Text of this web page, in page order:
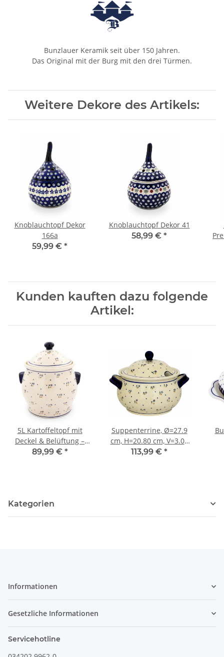
Bunzlauer Keramik seit über 150 Jahren.
Das Original mit der Burg mit den drei Türmen.
Weitere Dekore des Artikels:
Knoblauchtopf Dekor
166a
59,99 € *
Knoblauchtopf Dekor 41
58,99 € *
Kunden kauften dazu folgende
Artikel:
5L Kartoffeltopf mit
Deckel & Belüftung –
Vorratsdose für
89,99 € *
Suppenterrine, Ø=27.9
cm, H=20.80 cm, V=3.00
Liter, Dekor 111
113,99 € *
Kategorien
Informationen
Gesetzliche Informationen
Servicehotline